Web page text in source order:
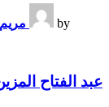
by
عبد الفتاح